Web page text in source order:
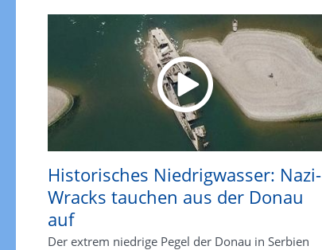
Historisches Niedrigwasser: Nazi-
Wracks tauchen aus der Donau
auf
Der extrem niedrige Pegel der Donau in Serbien